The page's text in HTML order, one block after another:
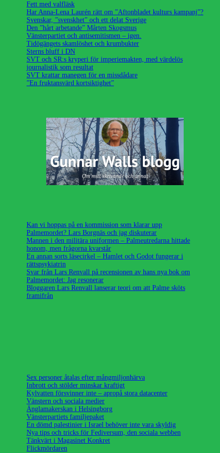
Fett med valfläsk
Har Anna-Lena Laurén rätt om ”Aftonbladet kulturs kampanj”?
Svenskar, ”svenskhet” och ett delat Sverige
Den ”hårt arbetande” Mårten Skogsmus
Vänsterpartiet och antisemitismen – igen.
Tidögängets skamlöshet och krumbukter
Sterns bluff i DN
SVT och SR:s kryperi för imperiemakten, med värdelös
journalistik som resultat
SVT krattar manegen för en missdådare
”En fruktansvärd kortsiktighet”
Kan vi hoppas på en kommission som klarar upp
Palmemordet? Lars Borgnäs och jag diskuterar
Mannen i den militära uniformen – Palmeutredarna hittade
honom, men frågorna kvarstår
En annan sorts läsecirkel – Hamlet och Godot fungerar i
rättspsykiatrin
Svar från Lars Renvall på recensionen av hans nya bok om
Palmemordet: Jag resonerar
Bloggaren Lars Renvall lanserar teori om att Palme sköts
framifrån
Sex personer åtalas efter mångmiljonhärva
Inbrott och stölder minskar kraftigt
Kylvatten försvinner inte – apropå stora datacenter
Vänstern och sociala medier
Änglamakerskan i Helsingborg
Vänsterpartiets familjepaket
En dömd palestinier i Israel behöver inte vara skyldig
Nya tips och tricks för Fediversum, den sociala webben
Tänkvärt i Magasinet Konkret
Flickmördaren